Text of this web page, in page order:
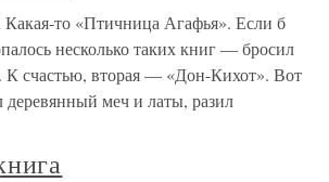
то «Птичница Агафья». Если б
несколько таких книг — бросил
К счастью, вторая — «Дон-Кихот». Вот
деревянный меч и латы, разил